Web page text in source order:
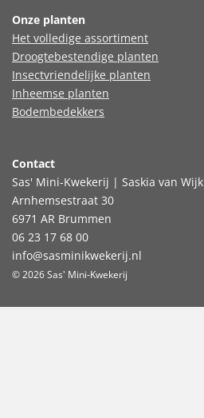
Onze planten
Het volledige assortiment
Droogtebestendige planten
Insectvriendelijke planten
Inheemse planten
Bodembedekkers
Contact
Sas' Mini-Kwekerij | Saskia van Wijk
Arnhemsestraat 30
6971 AR Brummen
06 23 17 68 00
info@sasminikwekerij.nl
© 2026 Sas' Mini-Kwekerij